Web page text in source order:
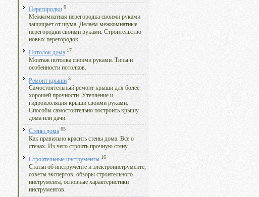
Перегородки 6
Межкомнатная перегородка своими руками
защищает от шума. Делаем межкомнатные
перегородки своими руками. Строительство
новых перегородок.
Потолок дома 17
Монтаж потолка своими руками. Типы и
особенности потолков.
Ремонт крыши 3
Самостоятельный ремонт крыши для более
хорошей прочности. Утепление и
гидроизоляция крыши своими руками.
Способы самостоятельно построить крышу
дома или дачи.
Стены дома 65
Как правильно красить стены дома. Все о
стенах. Из чего строить прочную стену.
Строительные инструменты 16
Статьи об инструменте и электроинструменте,
советы экспертов, обзоры строительного
инструмента, основные характеристики
инструментов.